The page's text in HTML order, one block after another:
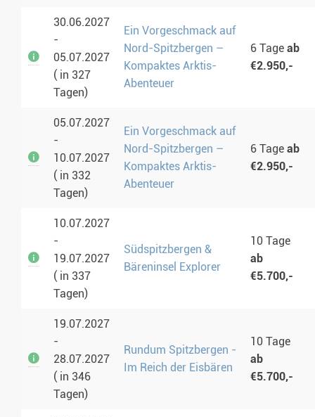
30.06.2027
-
05.07.2027
( in 327
Tagen)
Ein Vorgeschmack auf
Nord-Spitzbergen –
Kompaktes Arktis-
Abenteuer
6 Tage ab
€2.950,-
05.07.2027
-
10.07.2027
( in 332
Tagen)
Ein Vorgeschmack auf
Nord-Spitzbergen –
Kompaktes Arktis-
Abenteuer
6 Tage ab
€2.950,-
10.07.2027
-
19.07.2027
( in 337
Tagen)
Südspitzbergen &
Bäreninsel Explorer
10 Tage
ab
€5.700,-
19.07.2027
-
28.07.2027
( in 346
Tagen)
Rundum Spitzbergen -
Im Reich der Eisbären
10 Tage
ab
€5.700,-